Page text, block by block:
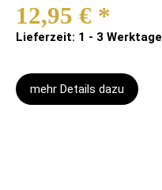
12,95 € *
Lieferzeit: 1 - 3 Werktage
mehr Details dazu